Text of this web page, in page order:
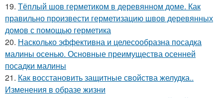
19. Тёплый шов герметиком в деревянном доме. Как
правильно произвести герметизацию швов деревянных
домов с помощью герметика
20. Насколько эффективна и целесообразна посадка
малины осенью. Основные преимущества осенней
посадки малины
21. Как восстановить защитные свойства желудка..
Изменения в образе жизни